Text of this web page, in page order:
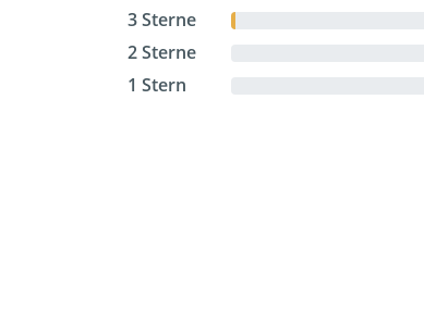
3 Sterne
2 Sterne
1 Stern